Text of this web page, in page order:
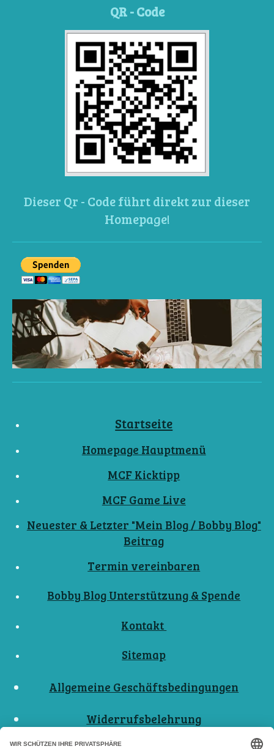
QR - Code
Dieser Qr - Code führt direkt zur dieser
Homepage!
Startseite
Homepage Hauptmenü
MCF Kicktipp
MCF Game Live
Neuester & Letzter "Mein Blog / Bobby Blog"
Beitrag
Termin vereinbaren
Bobby Blog Unterstützung & Spende
Kontakt
Sitemap
Allgemeine Geschäftsbedingungen
Widerrufsbelehrung